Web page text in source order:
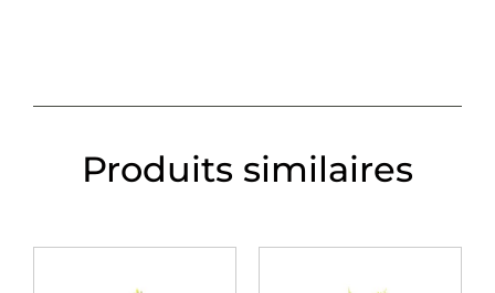
Produits similaires